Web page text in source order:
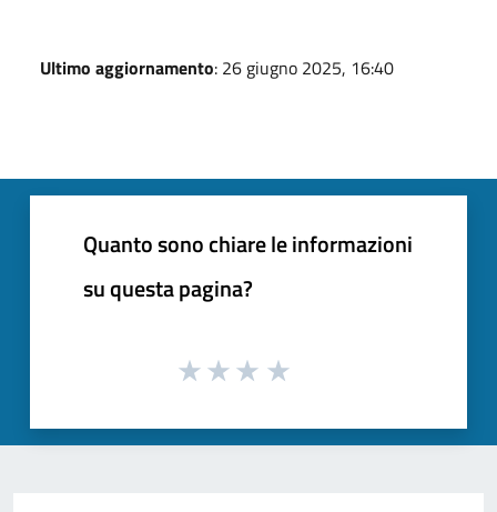
Ultimo aggiornamento: 26 giugno 2025, 16:40
Quanto sono chiare le informazioni
su questa pagina?